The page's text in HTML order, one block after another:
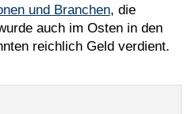
und Branchen, die
auch im Osten in den
reichlich Geld verdient.